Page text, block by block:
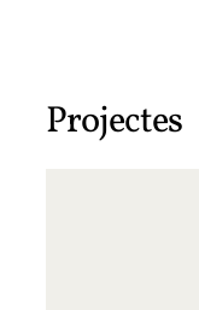
Projectes